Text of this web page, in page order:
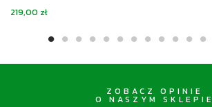
Cena
219,00 zł
ZOBACZ OPINIE
O NASZYM SKLEPIE